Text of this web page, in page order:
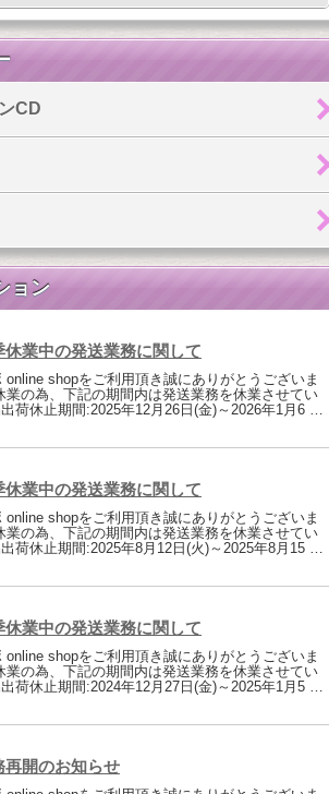
CD
ョン
休業中の発送業務に関して
shopをご利用頂き誠にありがとうございま
業の為、下記の期間内は発送業務を休業させてい
荷休止期間:2025年12月26日(金)～2026年1月6 …
休業中の発送業務に関して
shopをご利用頂き誠にありがとうございま
業の為、下記の期間内は発送業務を休業させてい
荷休止期間:2025年8月12日(火)～2025年8月15 …
休業中の発送業務に関して
shopをご利用頂き誠にありがとうございま
業の為、下記の期間内は発送業務を休業させてい
荷休止期間:2024年12月27日(金)～2025年1月5 …
再開のお知らせ